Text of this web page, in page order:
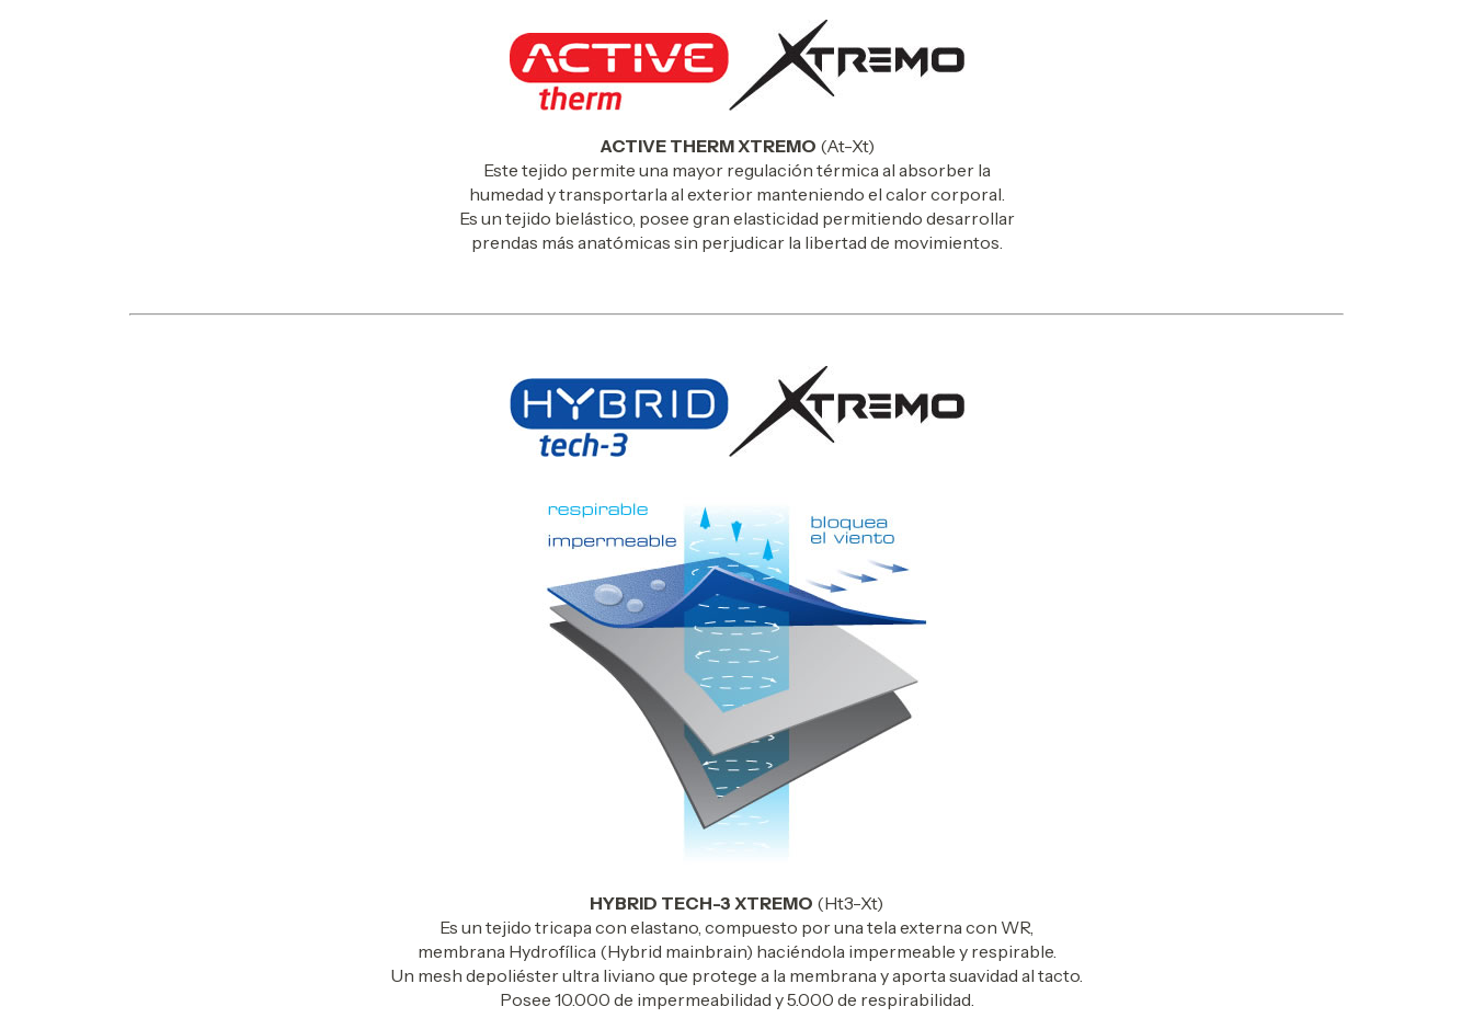
ACTIVE THERM XTREMO (At-Xt)
Este tejido permite una mayor regulación térmica al absorber la
humedad y transportarla al exterior manteniendo el calor corporal.
Es un tejido bielástico, posee gran elasticidad permitiendo desarrollar
prendas más anatómicas sin perjudicar la libertad de movimientos.
HYBRID TECH-3 XTREMO (Ht3-Xt)
Es un tejido tricapa con elastano, compuesto por una tela externa con WR,
membrana Hydrofílica (Hybrid mainbrain) haciéndola impermeable y respirable.
Un mesh depoliéster ultra liviano que protege a la membrana y aporta suavidad al tacto.
Posee 10.000 de impermeabilidad y 5.000 de respirabilidad.